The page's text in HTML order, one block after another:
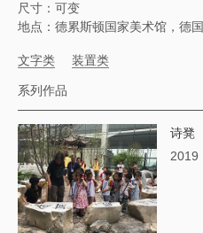
尺寸：可变
地点：德累斯顿国家美术馆，德国
文字类 装置类
系列作品
诗凳
2019